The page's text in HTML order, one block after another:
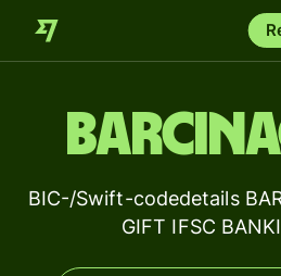
BIC-/Swift-codedetails
GIFT IFSC